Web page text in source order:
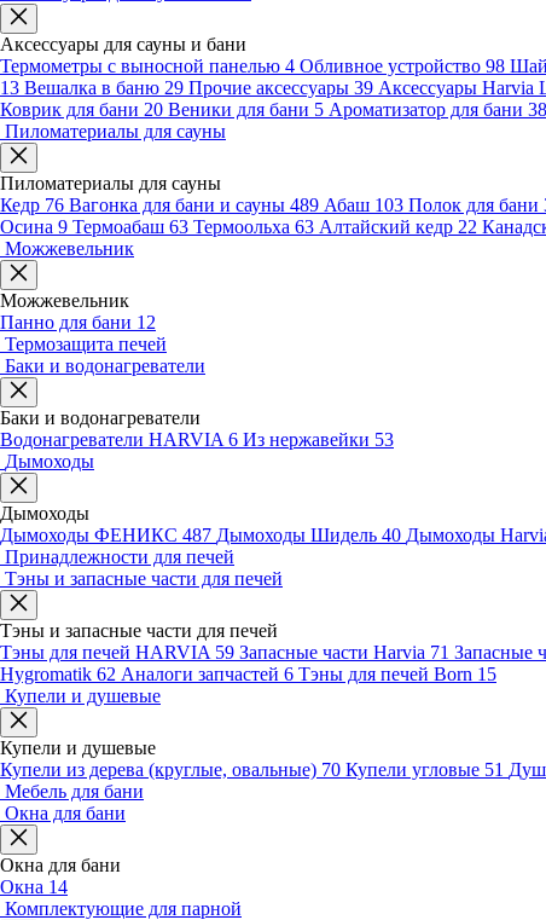
Аксессуары для сауны и бани
Термометры с выносной панелью 4 Обливное устройство 98
13 Вешалка в баню 29 Прочие аксессуары 39 Аксессуары Harvia
Коврик для бани 20 Веники для бани 5 Ароматизатор для бани
Пиломатериалы для сауны
Пиломатериалы для сауны
Кедр 76 Вагонка для бани и сауны 489 Абаш 103 Полок для бани
Осина 9 Термоабаш 63 Термоольха 63 Алтайский кедр 22
Можжевельник
Можжевельник
Панно для бани 12
Термозащита печей
Баки и водонагреватели
Баки и водонагреватели
Водонагреватели HARVIA 6 Из нержавейки 53
Дымоходы
Дымоходы
Дымоходы ФЕНИКС 487 Дымоходы Шидель 40 Дымоходы
Принадлежности для печей
Тэны и запасные части для печей
Тэны и запасные части для печей
Тэны для печей HARVIA 59 Запасные части Harvia 71 Запасные
Hygromatik 62 Аналоги запчастей 6 Тэны для печей Born 15
Купели и душевые
Купели и душевые
Купели из дерева (круглые, овальные) 70 Купели угловые 51
Мебель для бани
Окна для бани
Окна для бани
Окна 14
Комплектующие для парной